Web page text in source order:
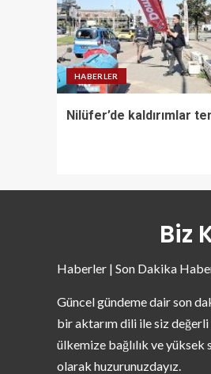
HABERLER
Nilüfer’de kaldırımlar
Biz
Haberler | Son Dakika
Güncel gündeme dair son
bir aktarım dili ile siz değerli
ülkemize bağlılık ve
olarak huzurunuzdayız.